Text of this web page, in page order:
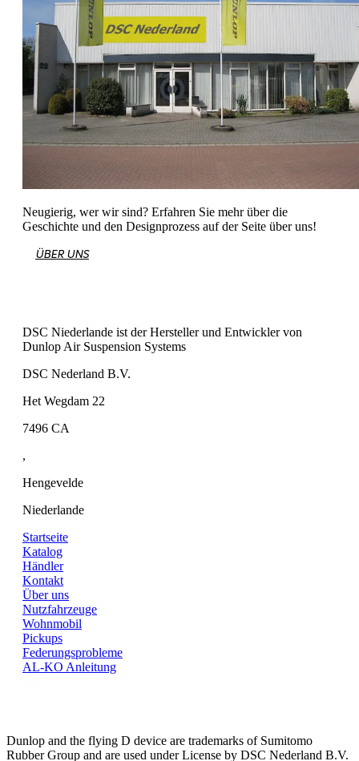
Neugierig, wer wir sind? Erfahren Sie mehr über die
Geschichte und den Designprozess auf der Seite über uns!
ÜBER UNS
DSC Niederlande ist der Hersteller und Entwickler von
Dunlop Air Suspension Systems
DSC Nederland B.V.
Het Wegdam 22
7496 CA
,
Hengevelde
Niederlande
Startseite
Katalog
Händler
Kontakt
Über uns
Nutzfahrzeuge
Wohnmobil
Pickups
Federungsprobleme
AL-KO Anleitung
Dunlop and the flying D device are trademarks of Sumitomo
Rubber Group and are used under License by DSC Nederland B.V.